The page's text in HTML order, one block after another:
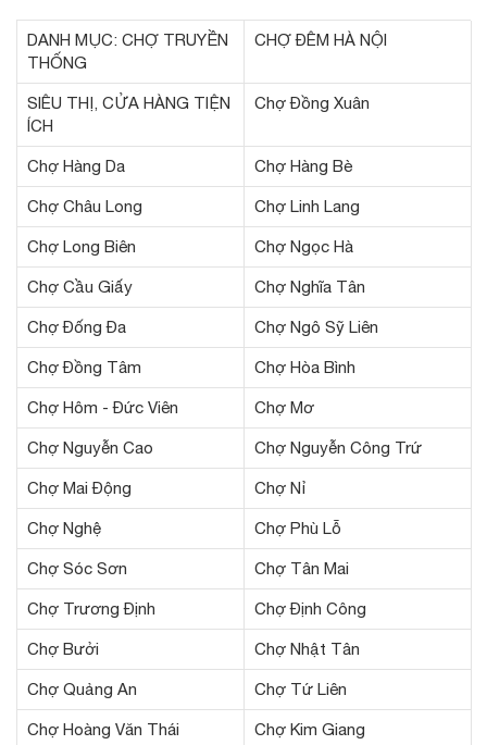
DANH MỤC: CHỢ TRUYỀN
THỐNG
CHỢ ĐÊM HÀ NỘI
SIÊU THỊ, CỬA HÀNG TIỆN
ÍCH
Chợ Đồng Xuân
Chợ Hàng Da Chợ Hàng Bè
Chợ Châu Long Chợ Linh Lang
Chợ Long Biên Chợ Ngọc Hà
Chợ Cầu Giấy Chợ Nghĩa Tân
Chợ Đống Đa Chợ Ngô Sỹ Liên
Chợ Đồng Tâm Chợ Hòa Bình
Chợ Hôm - Đức Viên Chợ Mơ
Chợ Nguyễn Cao Chợ Nguyễn Công Trứ
Chợ Mai Động Chợ Nỉ
Chợ Nghệ Chợ Phù Lỗ
Chợ Sóc Sơn Chợ Tân Mai
Chợ Trương Định Chợ Định Công
Chợ Bưởi Chợ Nhật Tân
Chợ Quảng An Chợ Tứ Liên
Chợ Hoàng Văn Thái Chợ Kim Giang